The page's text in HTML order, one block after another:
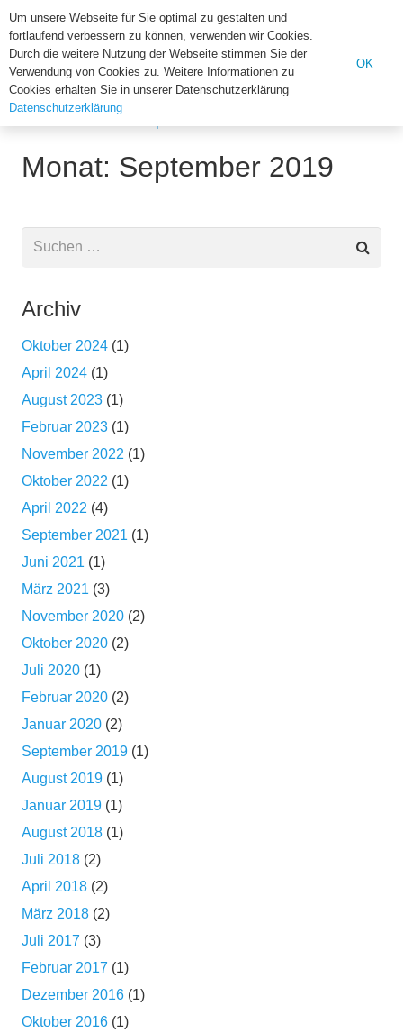
Institut für Biologie der
Suchen
nach:
Monat: September 2019
Suchen
Archiv
Oktober 2024 (1)
April 2024 (1)
August 2023 (1)
Februar 2023 (1)
November 2022 (1)
Oktober 2022 (1)
April 2022 (4)
September 2021 (1)
Juni 2021 (1)
März 2021 (3)
November 2020 (2)
Oktober 2020 (2)
Juli 2020 (1)
Februar 2020 (2)
Januar 2020 (2)
September 2019 (1)
August 2019 (1)
Januar 2019 (1)
August 2018 (1)
Juli 2018 (2)
April 2018 (2)
März 2018 (2)
Juli 2017 (3)
Februar 2017 (1)
Dezember 2016 (1)
Oktober 2016 (1)
Um unsere Webseite für Sie optimal zu gestalten und
fortlaufend verbessern zu können, verwenden wir Cookies.
Durch die weitere Nutzung der Webseite stimmen Sie der
Verwendung von Cookies zu. Weitere Informationen zu
Cookies erhalten Sie in unserer Datenschutzerklärung
Datenschutzerklärung
OK